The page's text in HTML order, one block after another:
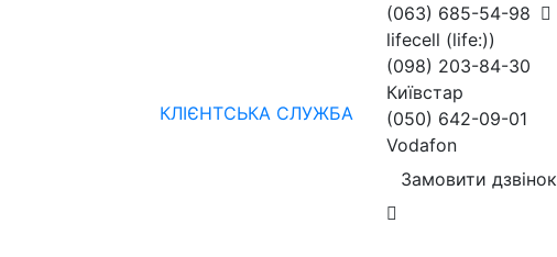
КЛІЄНТСЬКА СЛУЖБА
(063) 685-54-98
lifecell (life:))
(098) 203-84-30
Київстар
(050) 642-09-01
Vodafon
Замовити дзвінок